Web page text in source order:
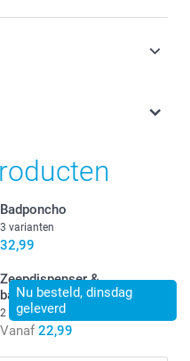
Badponcho
3 varianten
32,99
Nu besteld, dinsdag
geleverd
Zeepdispenser &
badkamerset
2 varianten
Vanaf 22,99